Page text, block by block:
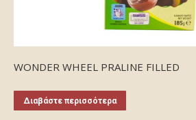
WONDER WHEEL PRALINE FILLED
Διαβάστε περισσότερα